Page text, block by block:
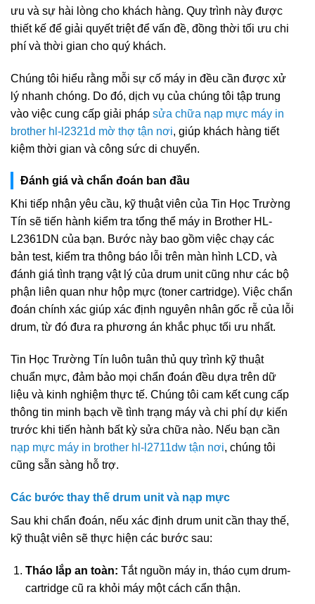
ưu và sự hài lòng cho khách hàng. Quy trình này được
thiết kế để giải quyết triệt để vấn đề, đồng thời tối ưu chi
phí và thời gian cho quý khách.
Chúng tôi hiểu rằng mỗi sự cố máy in đều cần được xử
lý nhanh chóng. Do đó, dịch vụ của chúng tôi tập trung
vào việc cung cấp giải pháp sửa chữa nạp mực máy in
brother hl-l2321d mờ thợ tận nơi, giúp khách hàng tiết
kiệm thời gian và công sức di chuyển.
Đánh giá và chẩn đoán ban đầu
Khi tiếp nhận yêu cầu, kỹ thuật viên của Tin Học Trường
Tín sẽ tiến hành kiểm tra tổng thể máy in Brother HL-
L2361DN của bạn. Bước này bao gồm việc chạy các
bản test, kiểm tra thông báo lỗi trên màn hình LCD, và
đánh giá tình trạng vật lý của drum unit cũng như các bộ
phận liên quan như hộp mực (toner cartridge). Việc chẩn
đoán chính xác giúp xác định nguyên nhân gốc rễ của lỗi
drum, từ đó đưa ra phương án khắc phục tối ưu nhất.
Tin Học Trường Tín luôn tuân thủ quy trình kỹ thuật
chuẩn mực, đảm bảo mọi chẩn đoán đều dựa trên dữ
liệu và kinh nghiệm thực tế. Chúng tôi cam kết cung cấp
thông tin minh bạch về tình trạng máy và chi phí dự kiến
trước khi tiến hành bất kỳ sửa chữa nào. Nếu bạn cần
nạp mực máy in brother hl-l2711dw tận nơi, chúng tôi
cũng sẵn sàng hỗ trợ.
Các bước thay thế drum unit và nạp mực
Sau khi chẩn đoán, nếu xác định drum unit cần thay thế,
kỹ thuật viên sẽ thực hiện các bước sau:
Tháo lắp an toàn: Tắt nguồn máy in, tháo cụm drum-
cartridge cũ ra khỏi máy một cách cẩn thận.